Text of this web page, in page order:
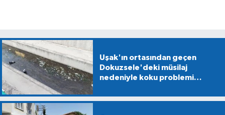
Uşak'ın ortasından geçen
Dokuzsele'deki müsilaj
nedeniyle koku problemi